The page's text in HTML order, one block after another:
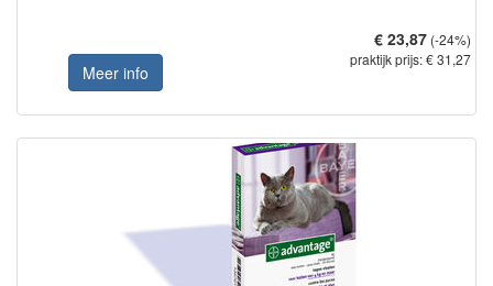
Meer info
€ 23,87 (-24%)
praktijk prijs: € 31,27